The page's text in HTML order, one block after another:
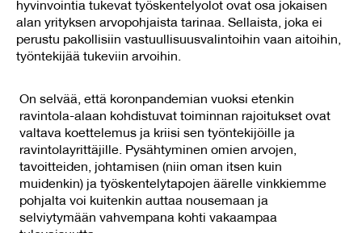
hyvinvointia tukevat työskentelyolot ovat osa jokaisen
alan yrityksen arvopohjaista tarinaa. Sellaista, joka ei
perustu pakollisiin vastuullisuusvalintoihin vaan aitoihin,
työntekijää tukeviin arvoihin.
On selvää, että koronpandemian vuoksi etenkin
ravintola-alaan kohdistuvat toiminnan rajoitukset ovat
valtava koettelemus ja kriisi sen työntekijöille ja
ravintolayrittäjille. Pysähtyminen omien arvojen,
tavoitteiden, johtamisen (niin oman itsen kuin
muidenkin) ja työskentelytapojen äärelle vinkkiemme
pohjalta voi kuitenkin auttaa nousemaan ja
selviytymään vahvempana kohti vakaampaa